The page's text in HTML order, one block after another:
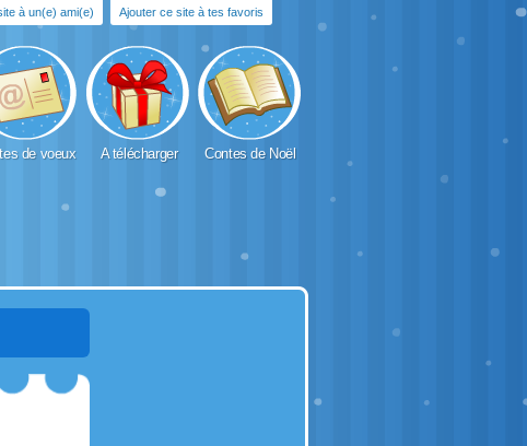
à un(e) ami(e) Ajouter ce site à tes favoris
de voeux A télécharger Contes de Noël